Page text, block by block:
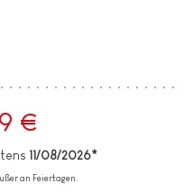
€
11/08/2026*
an Feiertagen.